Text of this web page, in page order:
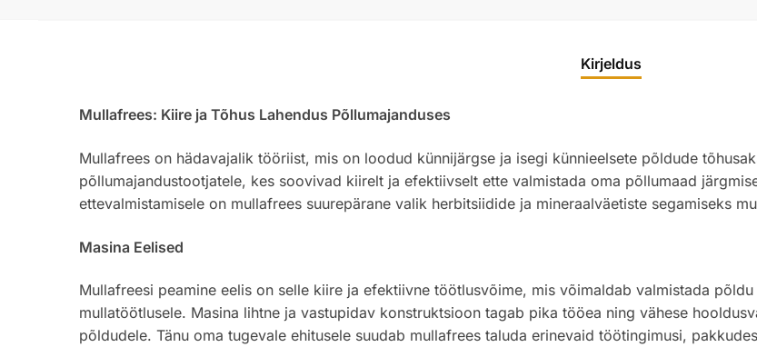
Kirjeldus
Mullafrees: Kiire ja Tõhus Lahendus Põllumajanduses
Mullafrees on hädavajalik tööriist, mis on loodud künnijärgse ja isegi künnieelsete põldude
põllumajandustootjatele, kes soovivad kiirelt ja efektiivselt ette valmistada oma põllumaad
ettevalmistamisele on mullafrees suurepärane valik herbitsiidide ja mineraalväetiste segamiseks
Masina Eelised
Mullafreesi peamine eelis on selle kiire ja efektiivne töötlusvõime, mis võimaldab valmistada
mullatöötlusele. Masina lihtne ja vastupidav konstruktsioon tagab pika tööea ning vähese
põldudele. Tänu oma tugevale ehitusele suudab mullafrees taluda erinevaid töötingimusi,